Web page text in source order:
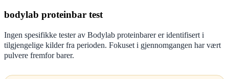
bodylab proteinbar test
Ingen spesifikke tester av Bodylab proteinbarer er identifisert i
tilgjengelige kilder fra perioden. Fokuset i gjennomgangen har vært
pulvere fremfor barer.